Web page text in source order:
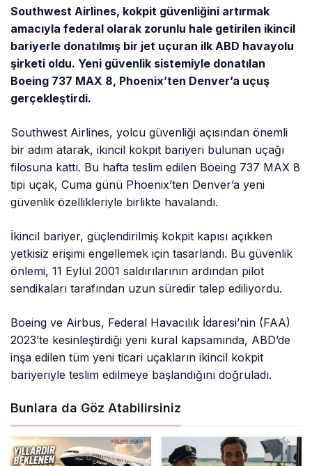
Southwest Airlines, kokpit güvenliğini artırmak
amacıyla federal olarak zorunlu hale getirilen ikincil
bariyerle donatılmış bir jet uçuran ilk ABD havayolu
şirketi oldu. Yeni güvenlik sistemiyle donatılan
Boeing 737 MAX 8, Phoenix’ten Denver’a uçuş
gerçekleştirdi.
Southwest Airlines, yolcu güvenliği açısından önemli
bir adım atarak, ikincil kokpit bariyeri bulunan uçağı
filosuna kattı. Bu hafta teslim edilen Boeing 737 MAX 8
tipi uçak, Cuma günü Phoenix’ten Denver’a yeni
güvenlik özellikleriyle birlikte havalandı.
İkincil bariyer, güçlendirilmiş kokpit kapısı açıkken
yetkisiz erişimi engellemek için tasarlandı. Bu güvenlik
önlemi, 11 Eylül 2001 saldırılarının ardından pilot
sendikaları tarafından uzun süredir talep ediliyordu.
Boeing ve Airbus, Federal Havacılık İdaresi’nin (FAA)
2023’te kesinleştirdiği yeni kural kapsamında, ABD’de
inşa edilen tüm yeni ticari uçakların ikincil kokpit
bariyeriyle teslim edilmeye başlandığını doğruladı.
Bunlara da Göz Atabilirsiniz